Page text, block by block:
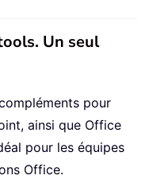
Un seul
pour
ainsi que Office
pour les équipes
Office.